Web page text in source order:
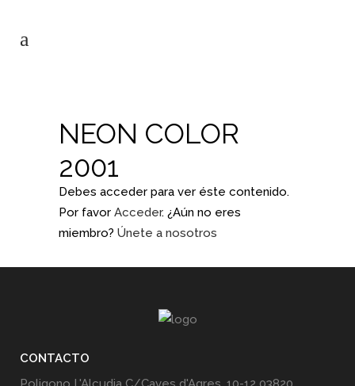
NEON COLOR
2001
Debes acceder para ver éste contenido.
Por favor Acceder. ¿Aún no eres
miembro? Únete a nosotros
CONTACTO